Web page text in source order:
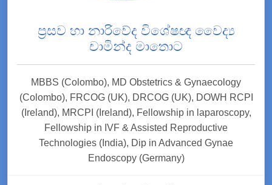
ප්‍රසව හා නාරිවේද විශේෂඥ වෛද්‍ය
චාමින්ද මාතොට
MBBS (Colombo), MD Obstetrics & Gynaecology
(Colombo), FRCOG (UK), DRCOG (UK), DOWH RCPI
(Ireland), MRCPI (Ireland), Fellowship in laparoscopy,
Fellowship in IVF & Assisted Reproductive
Technologies (India), Dip in Advanced Gynae
Endoscopy (Germany)